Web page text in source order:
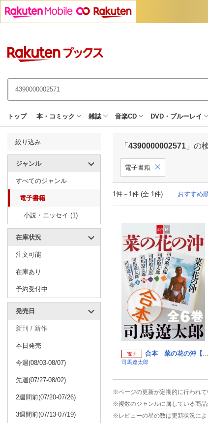
トップ 本・コミック 雑誌 音楽CD DVD・ブルーレイ
絞り込み
ジャンル
すべてのジャンル
電子書籍
小説・エッセイ (1)
在庫状況
注文可能
在庫あり
予約受付中
発売日
新刊 / 新作
本日発売
今週(08/03-08/07)
先週(07/27-08/02)
2週間前(07/20-07/26)
3週間前(07/13-07/19)
「 4390000002571 」の
電子書籍
1件～1件 (全 1件) おすすめ
電子 合本 菜の花の沖【文春e-Books】 （文春e-Books）
司馬遼太郎
※ページの更新が定期的に行われて
※複数のジャンルに属している商品
※レビューの星の数は更新状況によ